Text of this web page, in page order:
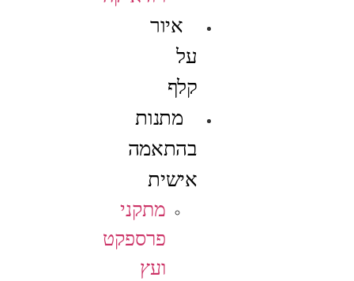
איור
על
קלף
מתנות
בהתאמה
אישית
מתקני
פרספקט
ועץ